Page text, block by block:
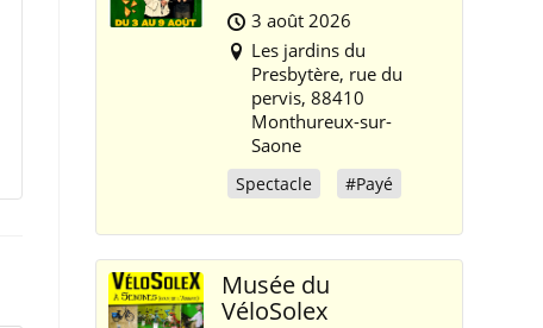
3 août 2026
Les jardins du
Presbytère, rue du
pervis, 88410
Monthureux-sur-
Saone
Spectacle #Payé
Musée du
VéloSolex